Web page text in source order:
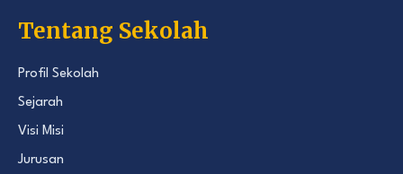
Tentang Sekolah
Profil Sekolah
Sejarah
Visi Misi
Jurusan